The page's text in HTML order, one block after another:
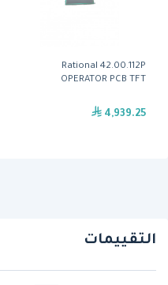
Rational 42.00.112P
OPERATOR PCB TFT
4,939.25
التقييمات